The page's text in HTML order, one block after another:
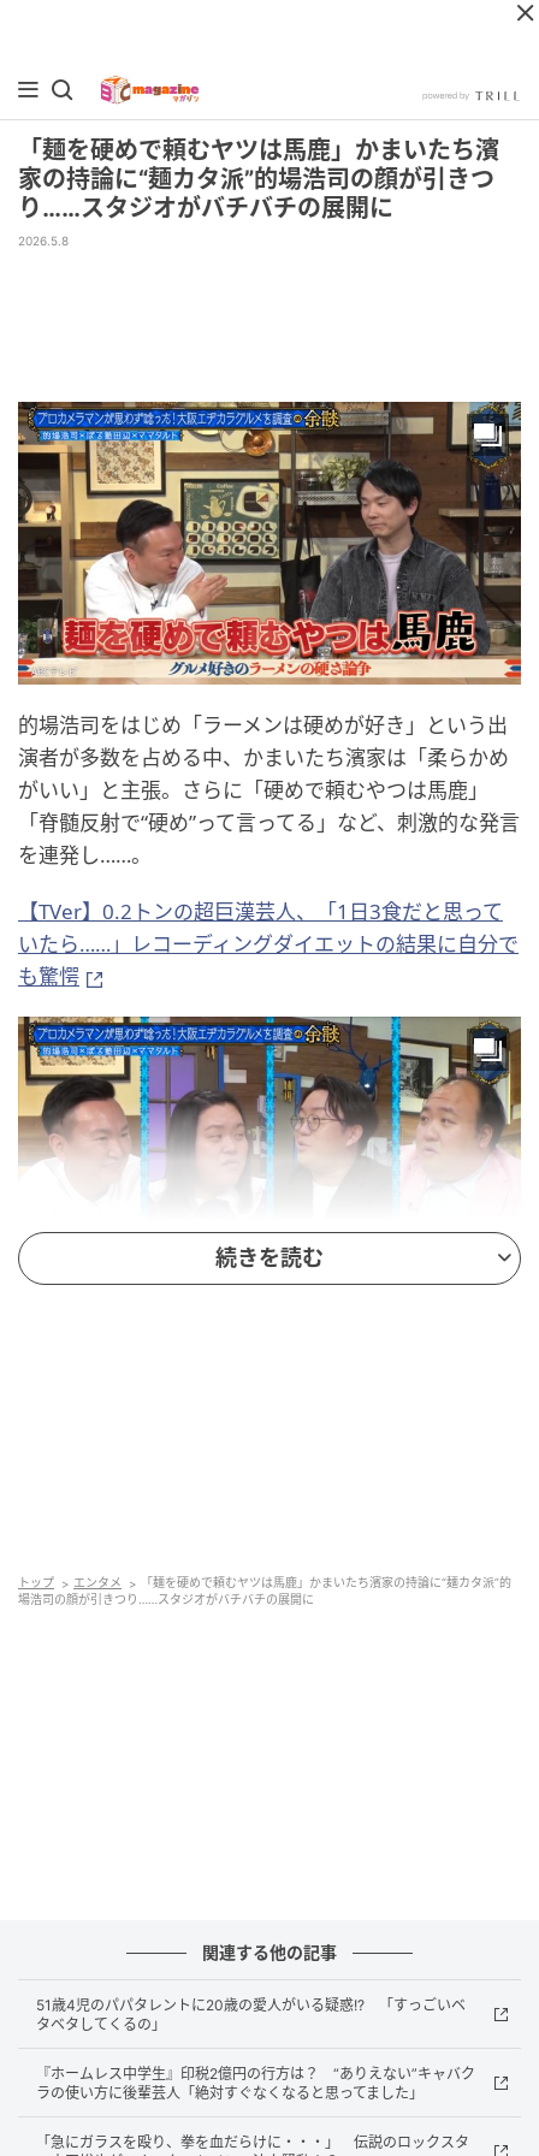
「麺を硬めで頼むヤツは馬鹿」かまいたち濱
家の持論に“麺カタ派”的場浩司の顔が引きつ
り……スタジオがバチバチの展開に
2026.5.8
的場浩司をはじめ「ラーメンは硬めが好き」という出
演者が多数を占める中、かまいたち濱家は「柔らかめ
がいい」と主張。さらに「硬めで頼むやつは馬鹿」
「脊髄反射で“硬め”って言ってる」など、刺激的な発言
を連発し……。
【TVer】0.2トンの超巨漢芸人、「1日3食だと思って
いたら……」レコーディングダイエットの結果に自分で
も驚愕
占める展開となった。
そんな中、濱家だけは「普通もしくは柔らかめくらい
が好き」とこだわりを明かし、さらに何かを言いかけ
る。しかしすぐに口を閉ざすと、「的場さんいてるか
ら、やめとくわ」と途中で言うのをやめてしまった。
そんな濱家に山内がすかさず「いつも通り言えよ」と
促す。それでも言おうとしない濱家に代わり、山内は
続きを読む
トップ エンタメ
「麺を硬めで頼むヤツは馬鹿」かまいたち濱家の持論に“麺カタ派”的
場浩司の顔が引きつり……スタジオがバチバチの展開に
関連する他の記事
51歳4児のパパタレントに20歳の愛人がいる疑惑!? 「すっごいベ
タベタしてくるの」
『ホームレス中学生』印税2億円の行方は？ “ありえない”キャバク
ラの使い方に後輩芸人「絶対すぐなくなると思ってました」
「急にガラスを殴り、拳を血だらけに・・・」 伝説のロックスタ